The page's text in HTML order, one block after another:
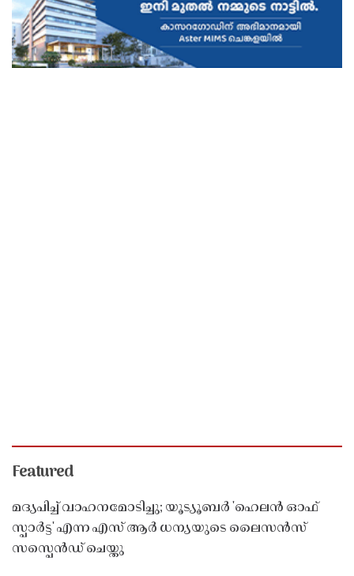
Featured
മദ്യപിച്ച് വാഹനമോടിച്ചു; യൂട്യൂബർ 'ഹെലൻ ഓഫ്
സ്പാർട്ട' എന്ന എസ് ആർ ധന്യയുടെ ലൈസൻസ്
സസ്പെൻഡ് ചെയ്തു ​​​​​​​